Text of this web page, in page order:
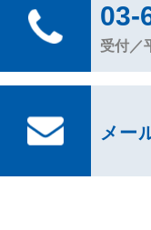
03-
受付／
メー